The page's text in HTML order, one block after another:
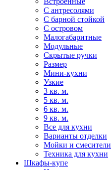
С антресолями
С барной стойкой
С островом
Малогабаритные
Модульные
Скрытые ручки
Размер
Мини-кухни
Узкие
3 кв. м.
5 кв. м.
6 кв. м.
9 кв. м.
Все для кухни
Варианты отделки
Мойки и смесители
Техника для кухни
Шкафы-купе